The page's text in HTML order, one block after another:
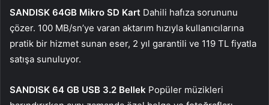
SANDISK 64GB Mikro SD Kart Dahili hafıza sorununu
çözer. 100 MB/sn’ye varan aktarım hızıyla kullanıcılarına
pratik bir hizmet sunan eser, 2 yıl garantili ve 119 TL fiyatla
satışa sunuluyor.
SANDISK 64 GB USB 3.2 Bellek Popüler müzikleri